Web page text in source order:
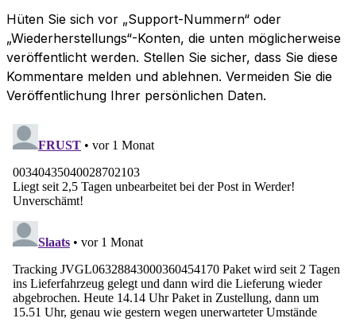
Hüten Sie sich vor „Support-Nummern“ oder
„Wiederherstellungs“-Konten, die unten möglicherweise
veröffentlicht werden. Stellen Sie sicher, dass Sie diese
Kommentare melden und ablehnen. Vermeiden Sie die
Veröffentlichung Ihrer persönlichen Daten.